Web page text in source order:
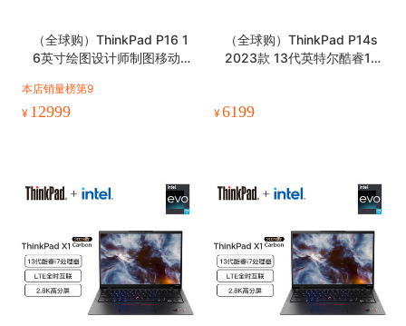
（全球购）ThinkPad P16 1
6英寸绘图设计师制图移动
本店销量榜第9
¥ 12999
（全球购）ThinkPad P14s
2023款 13代英特尔酷睿14
¥6199